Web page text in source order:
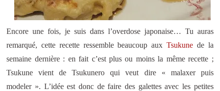
Encore une fois, je suis dans l’overdose japonaise… Tu auras
remarqué, cette recette ressemble beaucoup auxTsukune de la
semaine dernière : en fait c’est plus ou moins la même recette ;
Tsukune vient de Tsukunero qui veut dire « malaxer puis
modeler ». L’idée est donc de faire des galettes avec les petites